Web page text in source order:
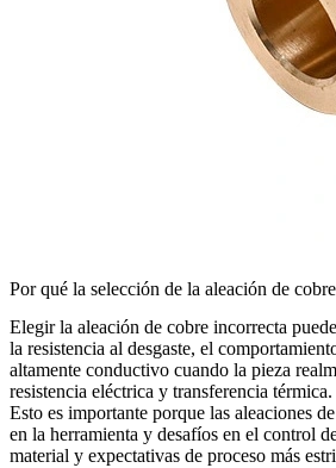
Por qué la selección de la aleación de
Elegir la aleación de cobre incorrecta
la resistencia al desgaste, el
altamente conductivo cuando la pieza
resistencia eléctrica y transferencia térmica.
Esto es importante porque las aleaciones
en la herramienta y desafíos en el control
material y expectativas de proceso más